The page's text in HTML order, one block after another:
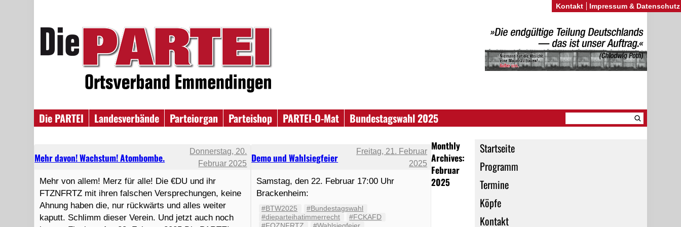
Die PARTEI Landesverbände Parteiorgan Parteishop PARTEI-O-Mat
Bundestagswahl 2025
Startseite
Programm
Termine
Köpfe
Kontakt
Monthly
Archives:
Februar
2025
Demo und Wahlsiegfeier
Freitag, 21. Februar
2025
Samstag, den 22. Februar 17:00 Uhr
Brackenheim:
#BTW2025
#Bundestagswahl
#dieparteihatimmerrecht
#FCKAFD
Mehr davon! Wachstum! Atombombe.
Donnerstag, 20.
Februar 2025
Mehr von allem! Merz für alle! Die €DU und ihr
FTZNFRTZ mit ihren falschen Versprechungen, keine
Ahnung haben die, nur rückwärts und alles weiter
kaputt. Schlimm dieser Verein. Und jetzt auch noch
Kontakt Impressum & Datenschutz